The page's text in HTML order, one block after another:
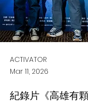
ACTIVATOR
Mar 11, 2026
紀錄片《高雄有